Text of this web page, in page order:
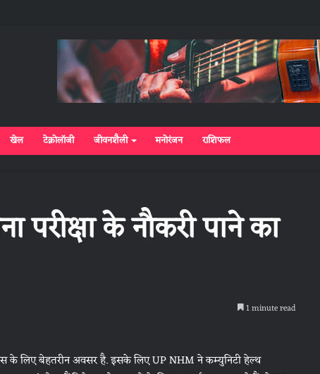
खेल टेक्नोलॉजी जीवनशैली मनोरंजन राशिफल
के नौकरी पाने का
1 minute read
लिए बेहतरीन अवसर है. इसके लिए UP NHM ने कम्युनिटी हेल्थ